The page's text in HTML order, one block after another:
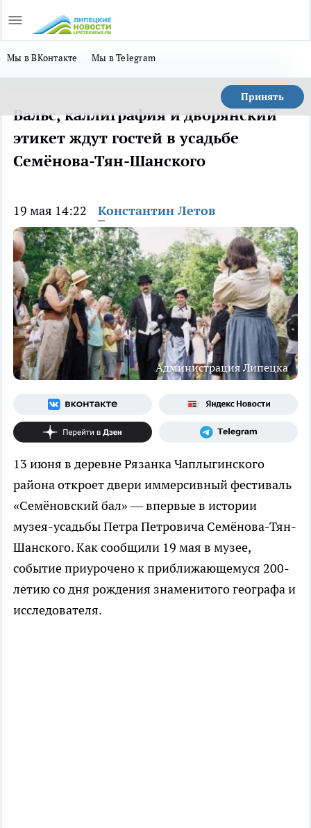
Мы в ВКонтакте Мы в Telegram
Принять
Вальс, каллиграфия и дворянский
этикет ждут гостей в усадьбе
Семёнова-Тян-Шанского
19 мая 14:22 Константин Летов
Администрация Липецка
13 июня в деревне Рязанка Чаплыгинского
района откроет двери иммерсивный фестиваль
«Семёновский бал» — впервые в истории
музея-усадьбы Петра Петровича Семёнова-Тян-
Шанского. Как сообщили 19 мая в музее,
событие приурочено к приближающемуся 200-
летию со дня рождения знаменитого географа и
исследователя.